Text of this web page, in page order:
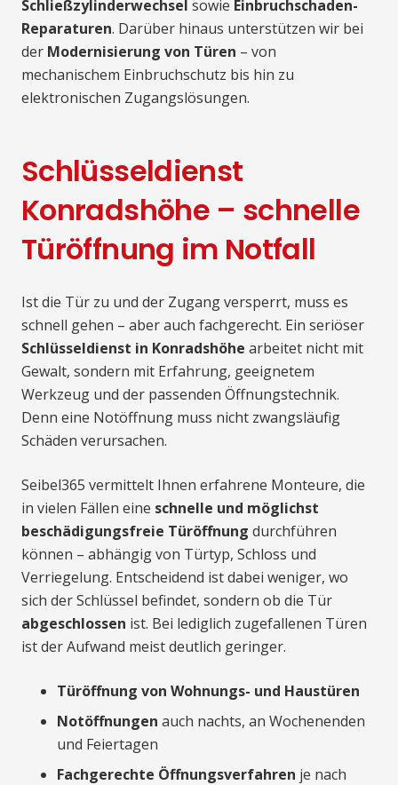
Schließzylinderwechsel sowie Einbruchschaden-
Reparaturen. Darüber hinaus unterstützen wir bei
der Modernisierung von Türen – von
mechanischem Einbruchschutz bis hin zu
elektronischen Zugangslösungen.
Schlüsseldienst
Konradshöhe – schnelle
Türöffnung im Notfall
Ist die Tür zu und der Zugang versperrt, muss es
schnell gehen – aber auch fachgerecht. Ein seriöser
Schlüsseldienst in Konradshöhe arbeitet nicht mit
Gewalt, sondern mit Erfahrung, geeignetem
Werkzeug und der passenden Öffnungstechnik.
Denn eine Notöffnung muss nicht zwangsläufig
Schäden verursachen.
Seibel365 vermittelt Ihnen erfahrene Monteure, die
in vielen Fällen eine schnelle und möglichst
beschädigungsfreie Türöffnung durchführen
können – abhängig von Türtyp, Schloss und
Verriegelung. Entscheidend ist dabei weniger, wo
sich der Schlüssel befindet, sondern ob die Tür
abgeschlossen ist. Bei lediglich zugefallenen Türen
ist der Aufwand meist deutlich geringer.
Türöffnung von Wohnungs- und Haustüren
Notöffnungen auch nachts, an Wochenenden
und Feiertagen
Fachgerechte Öffnungsverfahren je nach